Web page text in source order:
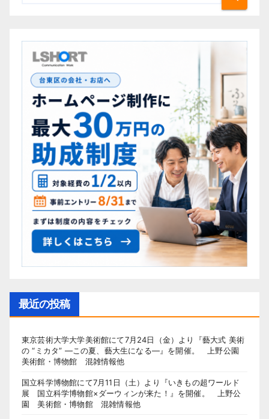
最近の投稿
東京芸術大学大学美術館にて7月24日（金）より『藝大式 美術
の “ミカタ” ―この夏、藝大生になる―』を開催。 上野公園
美術館・博物館 混雑情報他
国立科学博物館にて7月11日（土）より『いきもの超ワールド
展 国立科学博物館×ダーウィンが来た！』を開催。 上野公
園 美術館・博物館 混雑情報他